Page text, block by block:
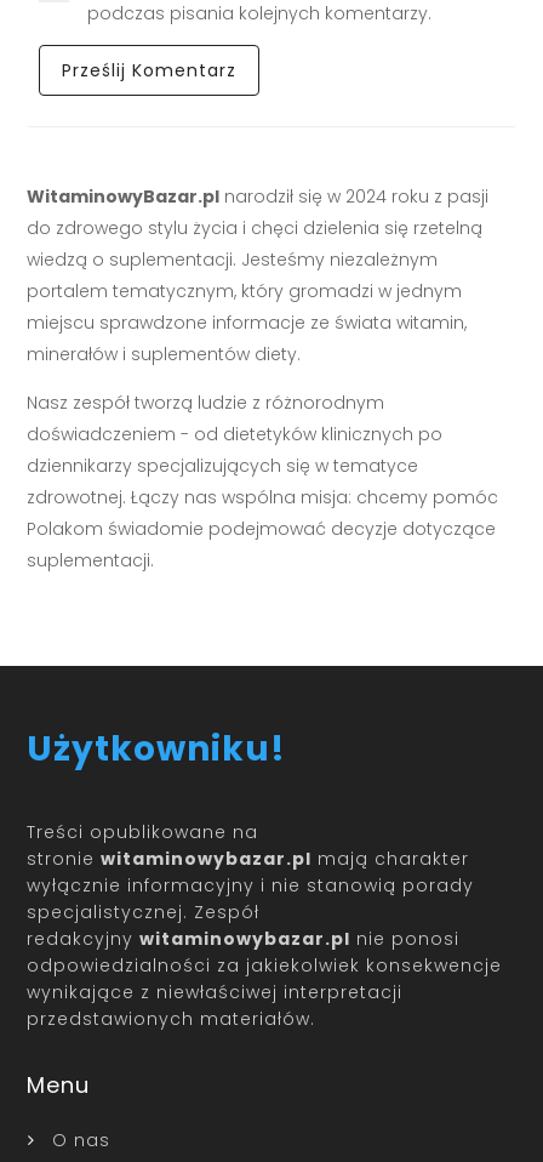
podczas pisania kolejnych komentarzy.
WitaminowyBazar.pl narodził się w 2024 roku z pasji
do zdrowego stylu życia i chęci dzielenia się rzetelną
wiedzą o suplementacji. Jesteśmy niezależnym
portalem tematycznym, który gromadzi w jednym
miejscu sprawdzone informacje ze świata witamin,
minerałów i suplementów diety.
Nasz zespół tworzą ludzie z różnorodnym
doświadczeniem - od dietetyków klinicznych po
dziennikarzy specjalizujących się w tematyce
zdrowotnej. Łączy nas wspólna misja: chcemy pomóc
Polakom świadomie podejmować decyzje dotyczące
suplementacji.
Użytkowniku!
Treści opublikowane na
stroniewitaminowybazar.pl mają charakter
wyłącznie informacyjny i nie stanowią porady
specjalistycznej. Zespół
redakcyjnywitaminowybazar.pl nie ponosi
odpowiedzialności za jakiekolwiek konsekwencje
wynikające z niewłaściwej interpretacji
przedstawionych materiałów.
Menu
O nas